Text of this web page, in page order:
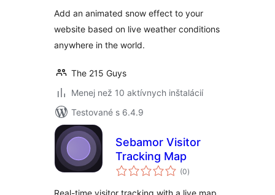
Add an animated snow effect to your
website based on live weather conditions
anywhere in the world.
The 215 Guys
Menej než 10 aktívnych inštalácií
Testované s 6.4.9
Sebamor Visitor
Tracking Map
(0celkové
hodnotenie
)
Real-time visitor tracking with a live map